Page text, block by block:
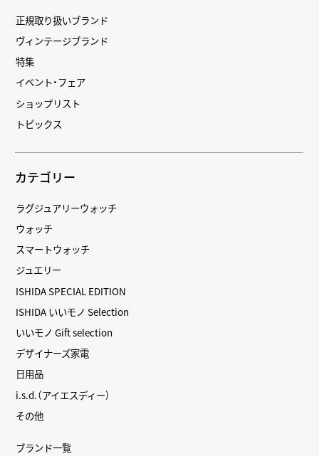
正規取り扱いブランド
ヴィンテージブランド
特集
イベント・フェア
ショップリスト
トピックス
カテゴリー
ラグジュアリーウォッチ
ウォッチ
スマートウォッチ
ジュエリー
ISHIDA SPECIAL EDITION
ISHIDA いいモノ Selection
いいモノ Gift selection
デザイナーズ家電
日用品
i.s.d.（アイエスディー）
その他
ブランド一覧